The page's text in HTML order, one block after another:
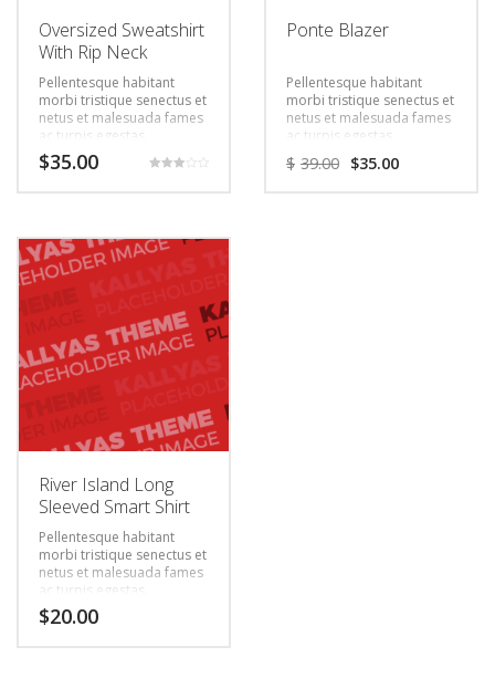
Oversized Sweatshirt
With Rip Neck
Pellentesque habitant
morbi tristique senectus et
netus et malesuada fames
ac turpis egestas.
Vestibulum tortor quam,
feugiat vitae, ultricies eget,
Aenean ultricies mi vitae
est. Mauris placerat
eleifend leo.
$35.00
Ponte Blazer
Pellentesque habitant
morbi tristique senectus et
netus et malesuada fames
ac turpis egestas.
Vestibulum tortor quam,
feugiat vitae, ultricies eget,
$ 39.00 $35.00
River Island Long
Sleeved Smart Shirt
Pellentesque habitant
morbi tristique senectus et
netus et malesuada fames
ac turpis egestas.
Vestibulum tortor quam,
feugiat vitae, ultricies eget,
$20.00